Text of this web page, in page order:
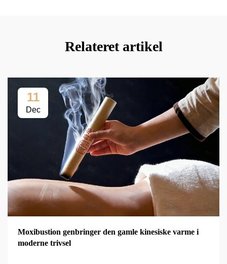
Relateret artikel
11
Dec
Moxibustion genbringer den gamle kinesiske varme i
moderne trivsel